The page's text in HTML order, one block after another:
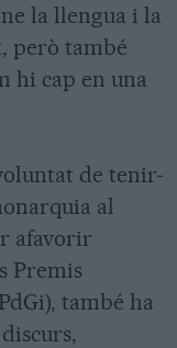
la llengua i la
però també
hi cap en una
de tenir-
al
afavorir
Premis
també ha